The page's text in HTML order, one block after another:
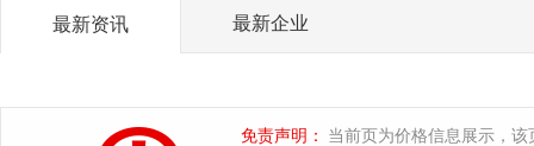
最新资讯 最新企业
免责声明：
当前页为价格信息展示，